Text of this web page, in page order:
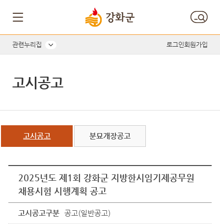
관련누리집 로그인회원가입
고시공고
고시공고 분묘개장공고
2025년도 제1회 강화군 지방한시임기제공무원
채용시험 시행계획 공고
고시공고구분 공고(일반공고)